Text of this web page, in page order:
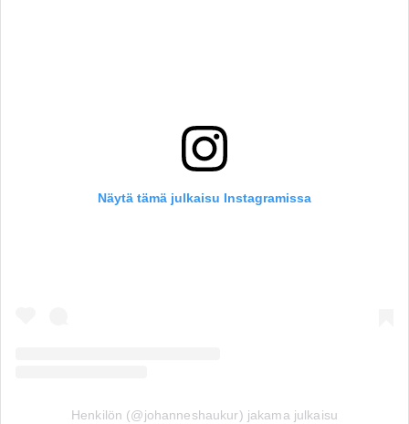
Näytä tämä julkaisu Instagramissa
Henkilön (@johanneshaukur) jakama julkaisu